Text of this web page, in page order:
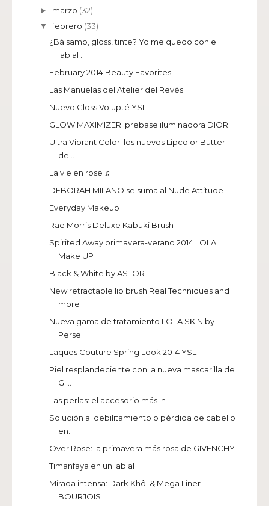
► marzo (32)
▼febrero (33)
¿Bálsamo, gloss, tinte? Yo me quedo con el
labial ...
February 2014 Beauty Favorites
Las Manuelas del Atelier del Revés
Nuevo Gloss Volupté YSL
GLOW MAXIMIZER: prebase iluminadora DIOR
Ultra Vibrant Color: los nuevos Lipcolor Butter
de...
La vie en rose ♫
DEBORAH MILANO se suma al Nude Attitude
Everyday Makeup
Rae Morris Deluxe Kabuki Brush 1
Spirited Away primavera-verano 2014 LOLA
Make UP
Black & White by ASTOR
New retractable lip brush Real Techniques and
more
Nueva gama de tratamiento LOLA SKIN by
Perse
Laques Couture Spring Look 2014 YSL
Piel resplandeciente con la nueva mascarilla de
GI...
Las perlas: el accesorio más In
Solución al debilitamiento o pérdida de cabello
en...
Over Rose: la primavera más rosa de GIVENCHY
Timanfaya en un labial
Mirada intensa: Dark Khôl & Mega Liner
BOURJOIS